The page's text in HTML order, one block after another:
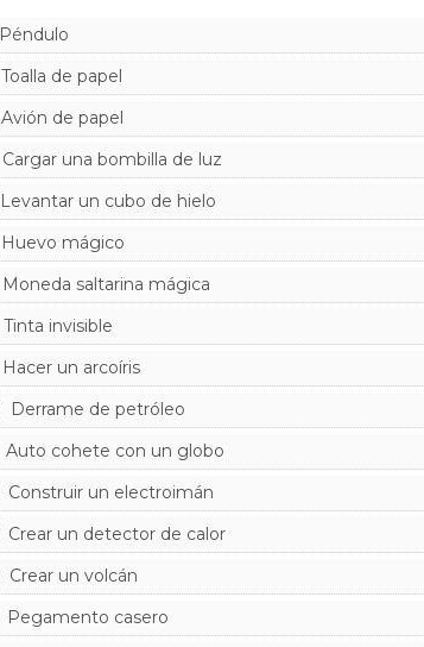
Péndulo
Toalla de papel
Avión de papel
Cargar una bombilla de luz
Levantar un cubo de hielo
Huevo mágico
Moneda saltarina mágica
Tinta invisible
Hacer un arcoíris
Derrame de petróleo
Auto cohete con un globo
Construir un electroimán
Crear un detector de calor
Crear un volcán
Pegamento casero